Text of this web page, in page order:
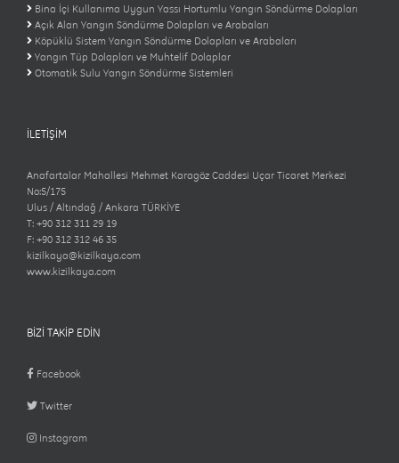
Bina İçi Kullanıma Uygun Yassı Hortumlu Yangın Söndürme Dolapları
Açık Alan Yangın Söndürme Dolapları ve Arabaları
Köpüklü Sistem Yangın Söndürme Dolapları ve Arabaları
Yangın Tüp Dolapları ve Muhtelif Dolaplar
Otomatik Sulu Yangın Söndürme Sistemleri
İLETİŞİM
Anafartalar Mahallesi Mehmet Karagöz Caddesi Uçar Ticaret Merkezi
No:5/175
Ulus / Altındağ / Ankara TÜRKİYE
T: +90 312 311 29 19
F: +90 312 312 46 35
kizilkaya@kizilkaya.com
www.kizilkaya.com
BİZİ TAKİP EDİN
Facebook
Twitter
Instagram